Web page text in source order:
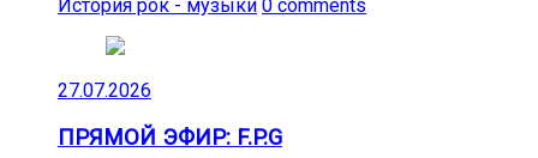
История рок - музыки 0 comments
27.07.2026
ПРЯМОЙ ЭФИР: F.P.G